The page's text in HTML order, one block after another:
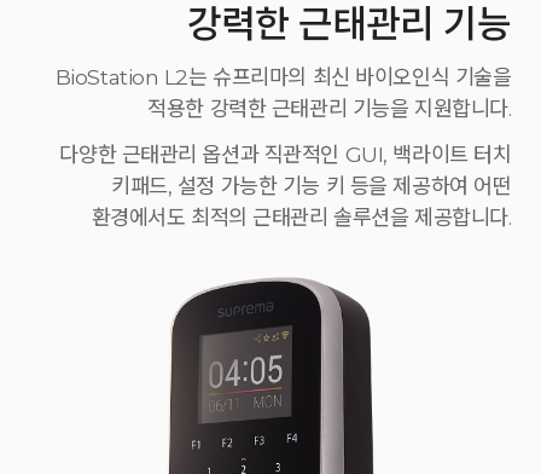
강력한 근태관리 기능
BioStation L2는 슈프리마의 최신 바이오인식 기술을
적용한 강력한 근태관리 기능을 지원합니다.
다양한 근태관리 옵션과 직관적인 GUI, 백라이트 터치
키패드, 설정 가능한 기능 키 등을 제공하여 어떤
환경에서도 최적의 근태관리 솔루션을 제공합니다.